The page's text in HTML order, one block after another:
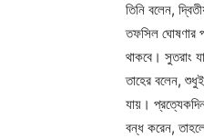
তিনি বলেন,
তফসিল ঘোষণার
থাকবে। সুতরাং
তাহের বলেন,
যায়।
বন্ধ করেন,